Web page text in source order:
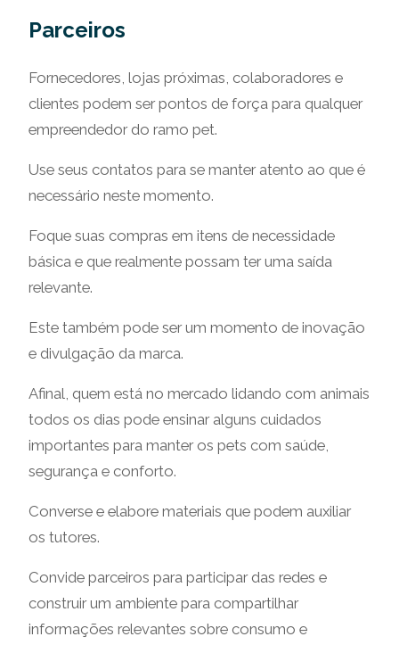
Parceiros
Fornecedores, lojas próximas, colaboradores e
clientes podem ser pontos de força para qualquer
empreendedor do ramo pet.
Use seus contatos para se manter atento ao que é
necessário neste momento.
Foque suas compras em itens de necessidade
básica e que realmente possam ter uma saída
relevante.
Este também pode ser um momento de inovação
e divulgação da marca.
Afinal, quem está no mercado lidando com animais
todos os dias pode ensinar alguns cuidados
importantes para manter os pets com saúde,
segurança e conforto.
Converse e elabore materiais que podem auxiliar
os tutores.
Convide parceiros para participar das redes e
construir um ambiente para compartilhar
informações relevantes sobre consumo e